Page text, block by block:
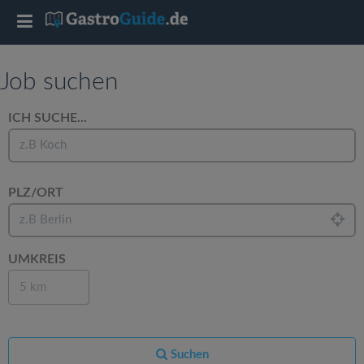
Job suchen
ICH SUCHE...
PLZ/ORT
UMKREIS
5 km
Suchen
T
g
l
e